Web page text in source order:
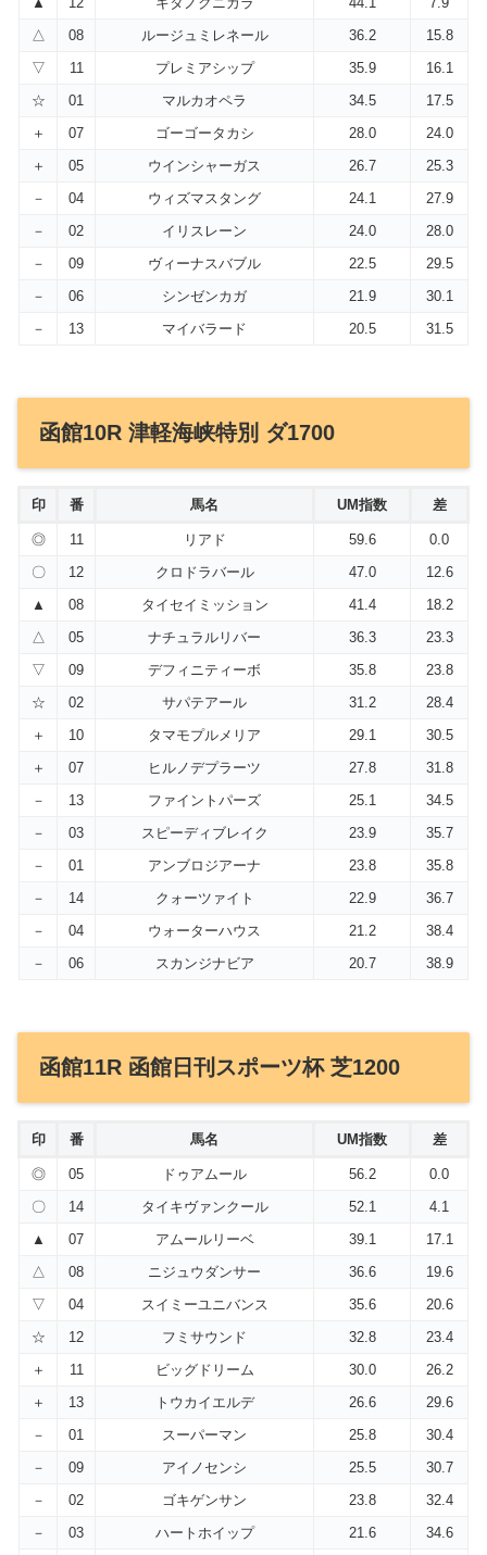
△
08 ルージュミレネール 36.2
15.8
▽
11 プレミアシップ 35.9
16.1
☆
01 マルカオペラ 34.5
17.5
＋
07 ゴーゴータカシ 28.0
24.0
＋
05 ウインシャーガス 26.7
25.3
－
04 ウィズマスタング 24.1
27.9
－
02 イリスレーン 24.0
28.0
－
09 ヴィーナスバブル 22.5
29.5
－
06 シンゼンカガ 21.9
30.1
－
13 マイバラード 20.5 31.5
函館10R 津軽海峡特別 ダ1700
印 番 馬名 UM指数 差
◎ 11 リアド 59.6
0.0
〇
12 クロドラバール 47.0
12.6
▲
08 タイセイミッション 41.4
18.2
△
05 ナチュラルリバー 36.3
23.3
▽
09 デフィニティーボ 35.8
23.8
☆
02 サパテアール 31.2
28.4
＋
10 タマモプルメリア 29.1
30.5
＋
07 ヒルノデプラーツ 27.8
31.8
－
13 ファイントパーズ 25.1
34.5
－
03 スピーディブレイク 23.9
35.7
－
01 アンブロジアーナ 23.8
35.8
－
14 クォーツァイト 22.9
36.7
－
04 ウォーターハウス 21.2
38.4
－
06 スカンジナビア 20.7 38.9
函館11R 函館日刊スポーツ杯 芝1200
印 番 馬名 UM指数 差
◎ 05 ドゥアムール 56.2
0.0
〇
14 タイキヴァンクール 52.1
4.1
▲
07 アムールリーベ 39.1
17.1
△
08 ニジュウダンサー 36.6
19.6
▽
04 スイミーユニバンス 35.6
20.6
☆
12 フミサウンド 32.8
23.4
＋
11 ビッグドリーム 30.0
26.2
＋
13 トウカイエルデ 26.6
29.6
－
01 スーパーマン 25.8
30.4
－
09 アイノセンシ 25.5
30.7
－
02 ゴキゲンサン 23.8
32.4
－
03 ハートホイップ 21.6
34.6